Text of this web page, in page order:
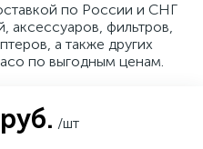
по России и СНГ
аксессуаров, фильтров,
а также других
по выгодным ценам.
/шт